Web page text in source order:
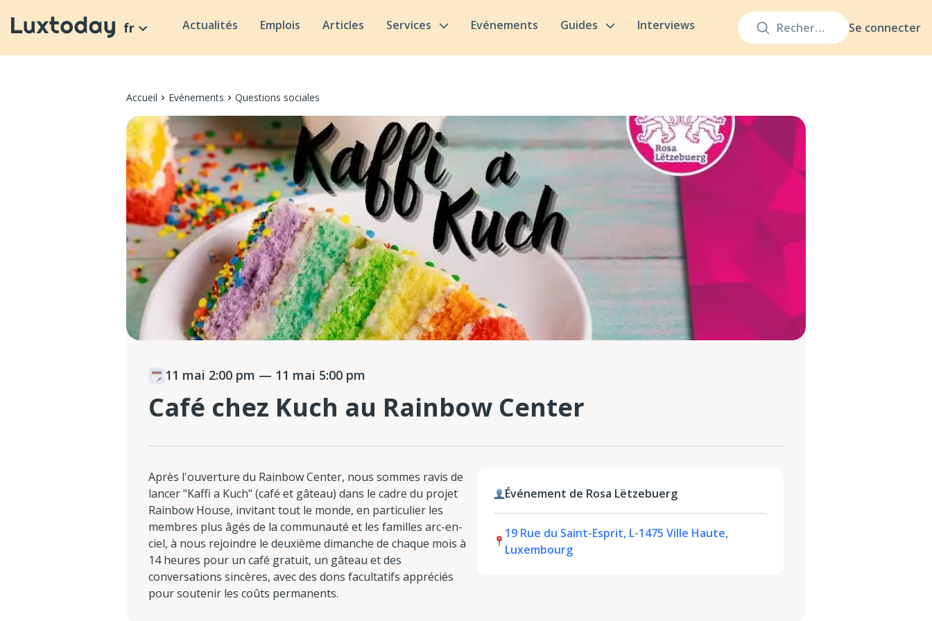
Se connecter
fr Actualités Emplois Articles Services Evénements Guides Interviews
Accueil Evénements Questions sociales
11 mai 2:00 pm — 11 mai 5:00 pm
Café chez Kuch au Rainbow Center
Après l'ouverture du Rainbow Center, nous sommes ravis de
lancer "Kaffi a Kuch" (café et gâteau) dans le cadre du projet
Rainbow House, invitant tout le monde, en particulier les
membres plus âgés de la communauté et les familles arc-en-
ciel, à nous rejoindre le deuxième dimanche de chaque mois à
14 heures pour un café gratuit, un gâteau et des
conversations sincères, avec des dons facultatifs appréciés
pour soutenir les coûts permanents.
Événement de Rosa Lëtzebuerg
19 Rue du Saint-Esprit, L-1475 Ville Haute,
Luxembourg